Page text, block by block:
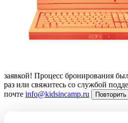
заявкой! Процесс бронирования
раз или свяжитесь со службой
почте info@kidsincamp.ru